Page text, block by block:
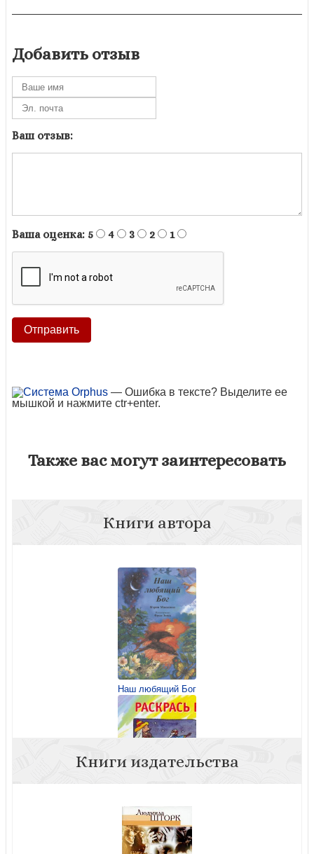
Добавить отзыв
Ваш отзыв:
Ваша оценка: 5 4 3 2 1
— Ошибка в тексте? Выделите ее
мышкой и нажмите ctr+enter.
Также вас могут заинтересовать
Книги автора
Наш любящий Бог
Раскрась Евангелие от Матфея
Книги издательства